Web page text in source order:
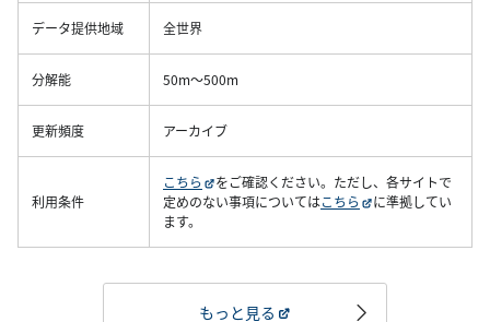
データ提供地域 全世界
分解能 50m～500m
更新頻度 アーカイブ
利用条件
こちら
をご確認ください。ただし、各サイトで
定めのない事項についてはこちら
に準拠してい
ます。
もっと見る